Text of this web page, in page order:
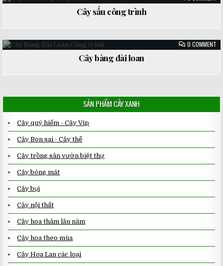
in
Cây sấu công trình
0 COMMENTON
in
Cây bàng đài loan
SẢN PHẨM CÂY XANH
Cây quý hiếm - Cây Vip
Cây Bon sai - Cây thế
Cây trồng sân vườn biệt thự
Cây bóng mát
Cây bụi
Cây nội thất
Cây hoa thảm lâu năm
Cây hoa theo mùa
Cây Hoa Lan các loại